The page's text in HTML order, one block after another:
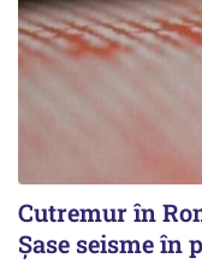
Cutremur în
Șase seisme în